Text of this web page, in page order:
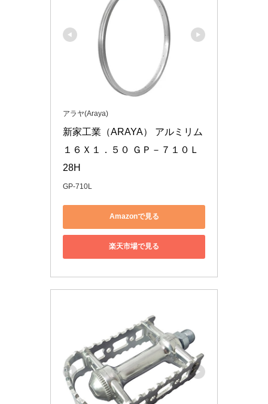
アラヤ(Araya)
新家工業（ARAYA） アルミリム
１６Ｘ１．５０ ＧＰ－７１０Ｌ
28H
GP-710L
Amazonで見る
楽天市場で見る